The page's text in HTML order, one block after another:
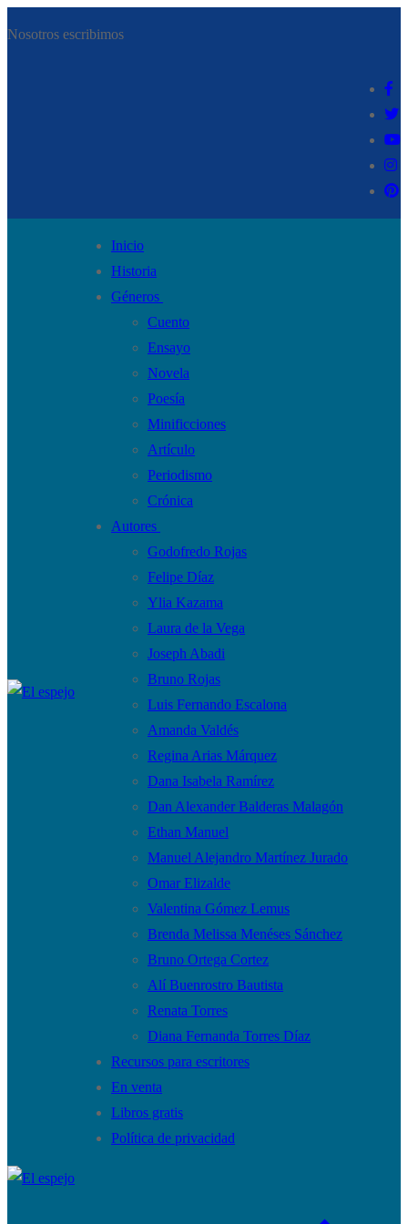
al
Nosotros escribimos
Inicio
Historia
Géneros
Cuento
Ensayo
Novela
Poesía
Minificciones
Artículo
Periodismo
Crónica
Autores
Godofredo Rojas
Felipe Díaz
Ylia Kazama
Laura de la Vega
Joseph Abadi
Bruno Rojas
Luis Fernando Escalona
Amanda Valdés
Regina Arias Márquez
Dana Isabela Ramírez
Dan Alexander Balderas Malagón
Ethan Manuel
Manuel Alejandro Martínez Jurado
Omar Elizalde
Valentina Gómez Lemus
Brenda Melissa Menéses Sánchez
Bruno Ortega Cortez
Alí Buenrostro Bautista
Renata Torres
Diana Fernanda Torres Díaz
Recursos para escritores
En venta
Libros gratis
Política de privacidad